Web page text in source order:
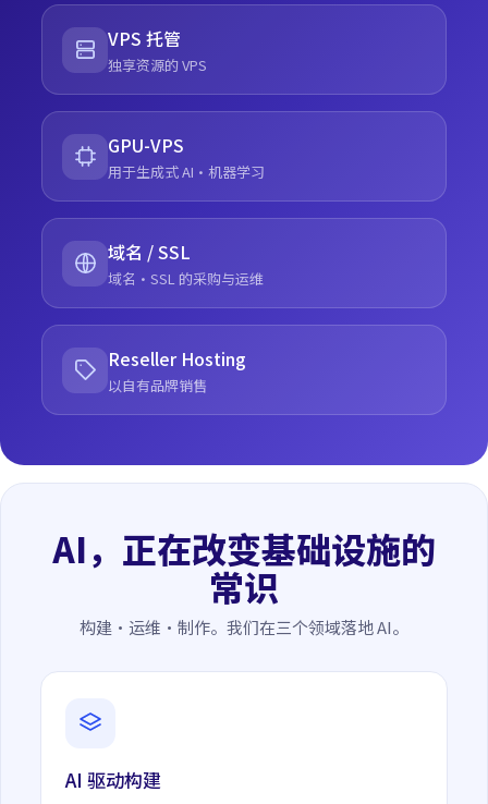
VPS 托管
独享资源的 VPS
GPU-VPS
用于生成式 AI·机器学习
域名 / SSL
域名·SSL 的采购与运维
Reseller Hosting
以自有品牌销售
AI，正在改变基础设施的
常识
构建·运维·制作。我们在三个领域落地 AI。
AI 驱动构建